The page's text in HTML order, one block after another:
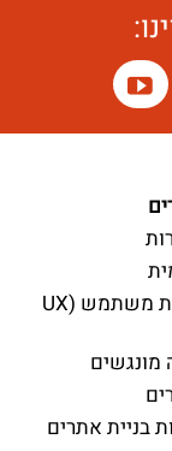
אפיון חווית משתמש (UX
מונגשים
בניית אתרים